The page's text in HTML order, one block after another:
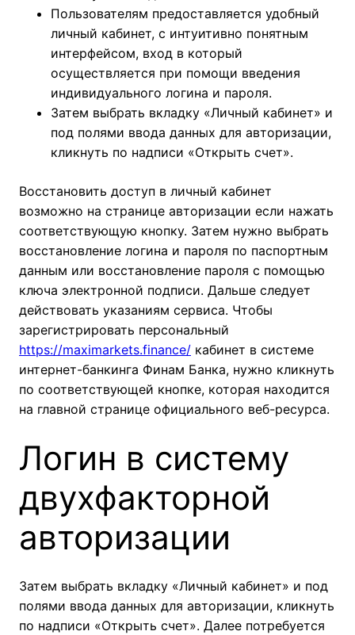
Пользователям предоставляется удобный
личный кабинет, с интуитивно понятным
интерфейсом, вход в который
осуществляется при помощи введения
индивидуального логина и пароля.
Затем выбрать вкладку «Личный кабинет» и
под полями ввода данных для авторизации,
кликнуть по надписи «Открыть счет».
Восстановить доступ в личный кабинет
возможно на странице авторизации если нажать
соответствующую кнопку. Затем нужно выбрать
восстановление логина и пароля по паспортным
данным или восстановление пароля с помощью
ключа электронной подписи. Дальше следует
действовать указаниям сервиса. Чтобы
зарегистрировать персональный
https://maximarkets.finance/ кабинет в системе
интернет-банкинга Финам Банка, нужно кликнуть
по соответствующей кнопке, которая находится
на главной странице официального веб-ресурса.
Логин в систему
двухфакторной
авторизации
Затем выбрать вкладку «Личный кабинет» и под
полями ввода данных для авторизации, кликнуть
по надписи «Открыть счет». Далее потребуется